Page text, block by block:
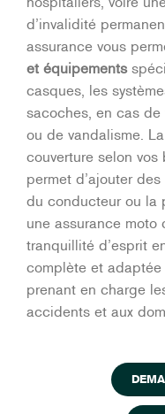
d’invalidité
assurance vous
et équipements
casques, les
sacoches, en cas
ou de vandalisme.
couverture selon
permet d’ajouter
du conducteur ou la
une assurance moto
tranquillité d’esprit
complète et
prenant en charge
accidents et aux